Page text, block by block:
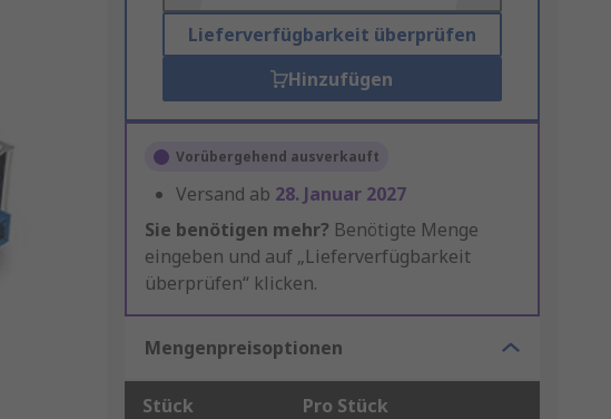
Lieferverfügbarkeit überprüfen
Hinzufügen
Vorübergehend ausverkauft
Versand ab 28. Januar 2027
Sie benötigen mehr? Benötigte Menge
eingeben und auf „Lieferverfügbarkeit
überprüfen“ klicken.
Mengenpreisoptionen
Stück Pro Stück